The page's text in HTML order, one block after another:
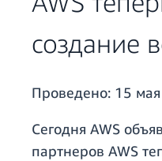
создание
Проведено: 15
Сегодня AWS
партнеров AWS